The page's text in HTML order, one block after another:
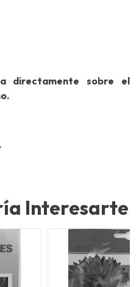
directamente sobre el
Interesarte